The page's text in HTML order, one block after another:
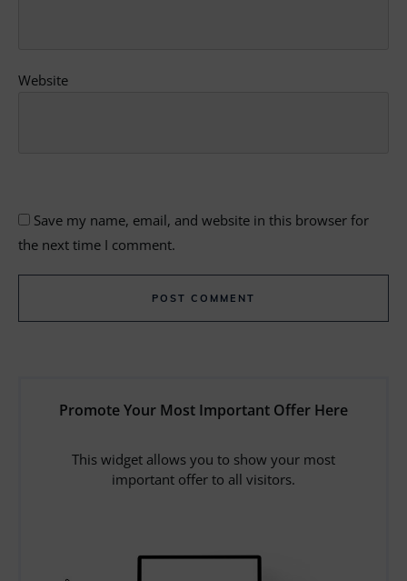
Website
Save my name, email, and website in this browser for
the next time I comment.
POST COMMENT
Promote Your Most Important Offer Here
This widget allows you to show your most
important offer to all visitors.